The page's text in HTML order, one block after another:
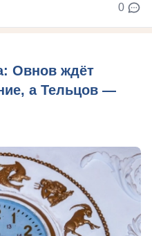
0
Овнов ждёт
а Тельцов —